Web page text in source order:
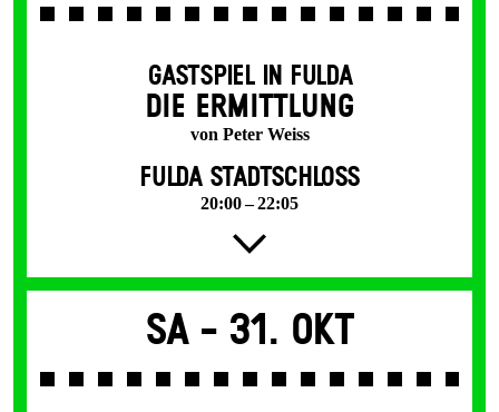
GASTSPIEL IN FULDA
DIE ERMITTLUNG
von Peter Weiss
FULDA STADTSCHLOSS
20:00 – 22:05
Sa - 31. Okt